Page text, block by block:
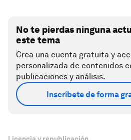
No te pierdas ninguna
este tema
Crea una cuenta gratuita y
personalizada de contenidos
publicaciones y análisis.
Inscríbete de forma